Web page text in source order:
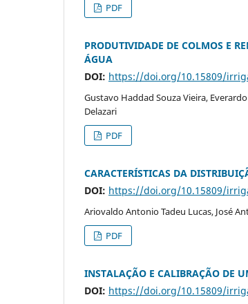
PDF
PRODUTIVIDADE DE COLMOS E
ÁGUA
DOI: https://doi.org/10.15809/
Gustavo Haddad Souza Vieira,
Delazari
PDF
CARACTERÍSTICAS DA
DOI: https://doi.org/10.15809/
Ariovaldo Antonio Tadeu Lucas, José
PDF
INSTALAÇÃO E CALIBRAÇÃO DE
DOI: https://doi.org/10.15809/